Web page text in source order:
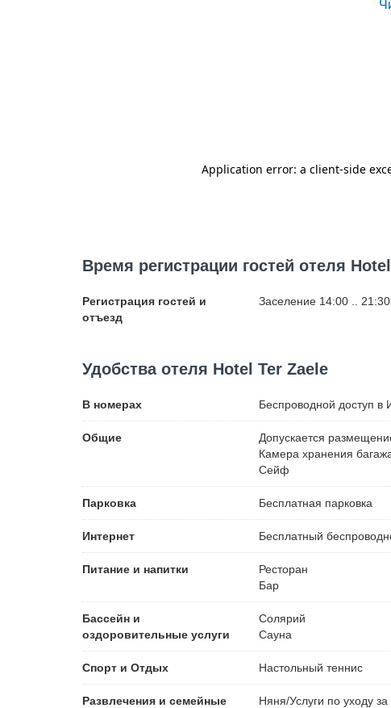
Время регистрации гостей отеля
Регистрация гостей и
отъезд
Заселение 14:00 .. 21:30
Удобства отеля Hotel Ter Zaele
В номерах Беспроводной доступ в
Общие
Допускается
Камера хранения
Сейф
Парковка Бесплатная парковка
Интернет Бесплатный
Питание и напитки
Ресторан
Бар
Бассейн и
оздоровительные услуги
Солярий
Сауна
Спорт и Отдых Настольный теннис
Развлечения и семейные
Няня/Услуги по уходу